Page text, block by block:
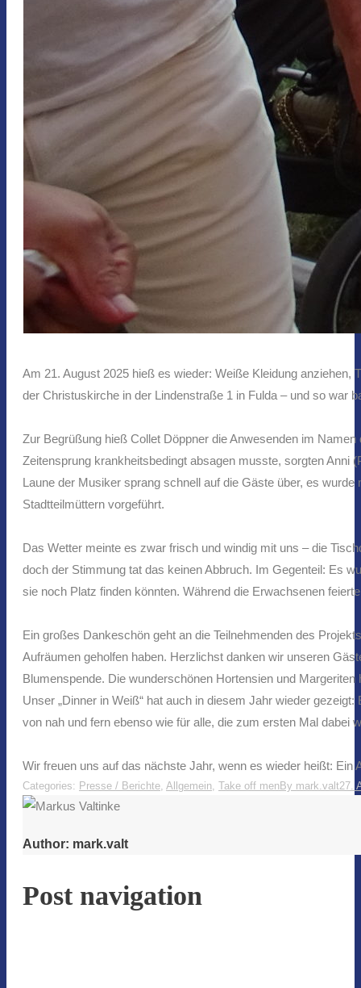
Am 21. August 2025 hieß es wieder: Weiße Kleidung
der Christuskirche in der Lindenstraße 1 in Fulda – und so war
Zur Begrüßung hieß Collet Döppner die Anwesenden im
Zeitensprung krankheitsbedingt absagen musste, sorgten
Laune der Musiker sprang schnell auf die Gäste über, es
Stadtteilmüttern vorgeführt.
Das Wetter meinte es zwar frisch und windig mit uns – die
doch der Stimmung tat das keinen Abbruch. Im Gegenteil: Es
sie noch Platz finden könnten. Während die Erwachsenen
Ein großes Dankeschön geht an die Teilnehmenden des
Aufräumen geholfen haben. Herzlichst danken wir unseren
Blumenspende. Die wunderschönen Hortensien und
Unser „Dinner in Weiß“ hat auch in diesem Jahr wieder
von nah und fern ebenso wie für alle, die zum ersten Mal dabei
Wir freuen uns auf das nächste Jahr, wenn es wieder heißt: Ein
Categories: Presse / Berichte, Allgemein, Take off menBy mark.valt27.
Author: mark.valt
Post navigation